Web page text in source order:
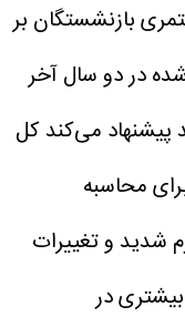
بازنشستگان بر
در دو سال آخر
می‌کند کل
تا سقف ۳۵ سال برای محاسبه
شدید و تغییرات
در